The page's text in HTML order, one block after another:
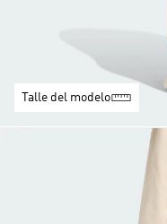
Talle del modelo